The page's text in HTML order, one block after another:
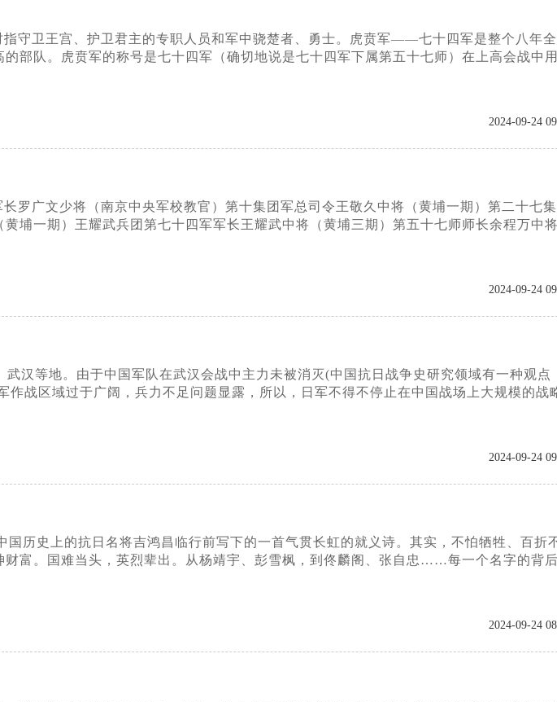
守卫王宫、护卫君主的专职人员和军中骁楚者、勇士。虎贲军——七十四军是整个八年
部队。虎贲军的称号是七十四军（确切地说是七十四军下属第五十七师）在上高会战中
2024-09-24
罗广文少将（南京中央军校教官）第十集团军总司令王敬久中将（黄埔一期）第二十七
埔一期）王耀武兵团第七十四军军长王耀武中将（黄埔三期）第五十七师师长余程万中
2024-09-24
汉等地。由于中国军队在武汉会战中主力未被消灭(中国抗日战争史研究领域有一种观点
战区域过于广阔，兵力不足问题显露，所以，日军不得不停止在中国战场上大规模的战
2024-09-24
历史上的抗日名将吉鸿昌临行前写下的一首气贯长虹的就义诗。其实，不怕牺牲、百折
富。国难当头，英烈辈出。从杨靖宇、彭雪枫，到佟麟阁、张自忠……每一个名字的背
2024-09-24